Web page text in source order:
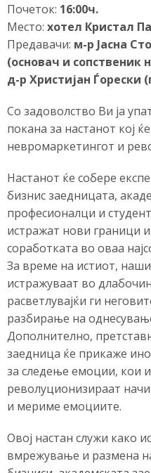
Почеток: 16:00ч.
Место: хотел Кристал
Предавачи: м-р Јасна
(основач и сопственик
д-р Христијан Ѓорески
Со задоволство Ви ја
покана за настанот кој
невромаркетингот и
Настанот ќе собере
бизнис заедницата,
професионалци и
истражат нови граници
соработката во оваа
За време на истиот,
истражуваат во
расветлувајќи ги
разбирање на
Дополнително,
заедница ќе прикаже
за следење емоции, кои
револуционизираат
и мериме емоциите.
Овој настан служи како
вмрежување и размена